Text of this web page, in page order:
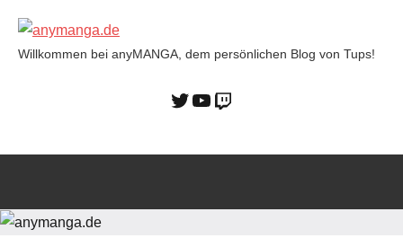
Willkommen bei anyMANGA, dem persönlichen Blog von Tups!